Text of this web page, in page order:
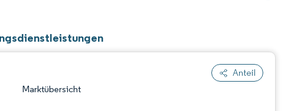
Anteil
Marktübersicht